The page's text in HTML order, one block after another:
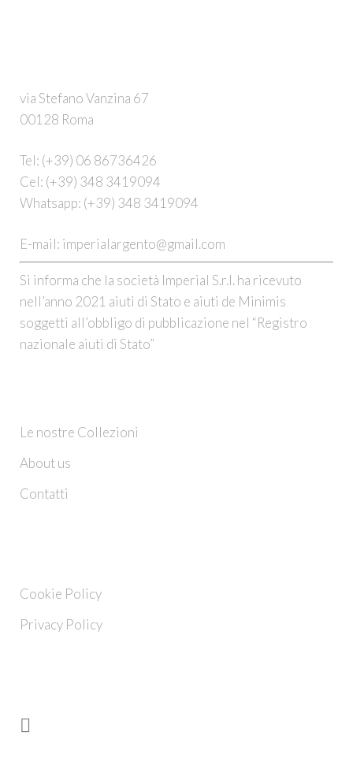
via Stefano Vanzina 67
00128 Roma
Tel: (+39) 06 86736426
Cel: (+39) 348 3419094
Whatsapp: (+39) 348 3419094
E-mail: imperialargento@gmail.com
Si informa che la società Imperial S.r.l. ha ricevuto
nell’anno 2021 aiuti di Stato e aiuti de Minimis
soggetti all’obbligo di pubblicazione nel “Registro
nazionale aiuti di Stato”
Le nostre Collezioni
About us
Contatti
Cookie Policy
Privacy Policy